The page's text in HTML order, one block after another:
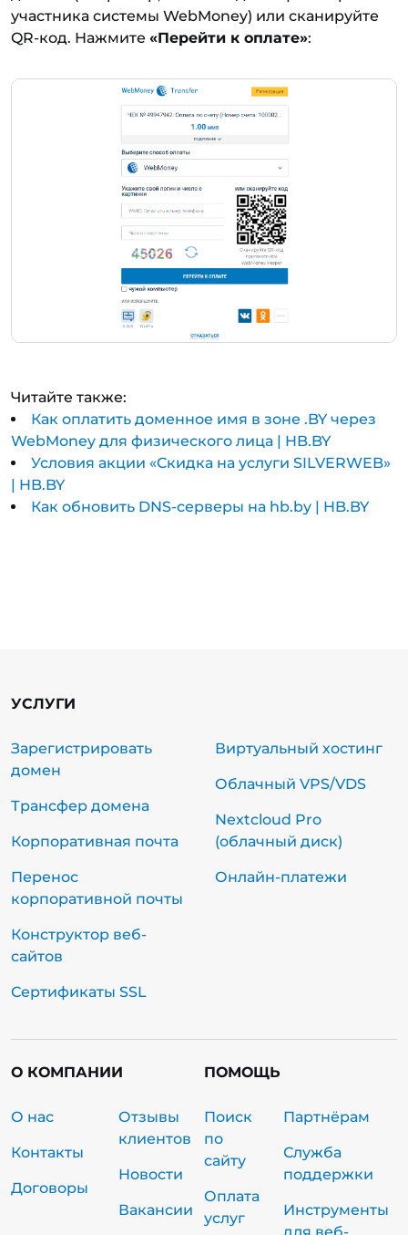
участника системы WebMoney) или сканируйте
QR-код. Нажмите «Перейти к оплате»:
Читайте также:
Как оплатить доменное имя в зоне .BY через
WebMoney для физического лица | HB.BY
Условия акции «Cкидка на услуги SILVERWEB»
| HB.BY
Как обновить DNS-серверы на hb.by | HB.BY
УСЛУГИ
Зарегистрировать
домен
Трансфер домена
Корпоративная почта
Перенос
корпоративной почты
Конструктор веб-
сайтов
Сертификаты SSL
Виртуальный хостинг
Облачный VPS/VDS
Nextcloud Pro
(облачный диск)
Онлайн-платежи
О КОМПАНИИ
О нас
Контакты
Договоры
Отзывы
клиентов
Новости
Вакансии
ПОМОЩЬ
Поиск
по
сайту
Оплата
услуг
Партнёрам
Служба
поддержки
Инструменты
для веб-